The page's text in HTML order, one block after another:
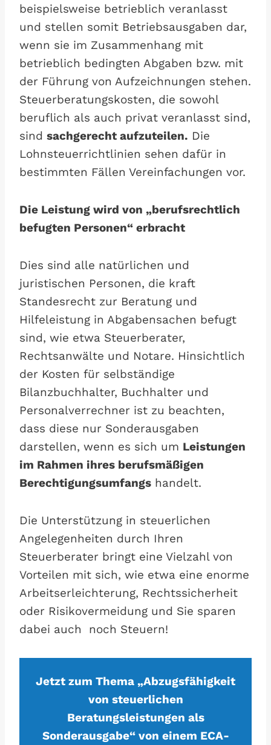
beispielsweise betrieblich veranlasst
und stellen somit Betriebsausgaben dar,
wenn sie im Zusammenhang mit
betrieblich bedingten Abgaben bzw. mit
der Führung von Aufzeichnungen stehen.
Steuerberatungskosten, die sowohl
beruflich als auch privat veranlasst sind,
sind sachgerecht aufzuteilen. Die
Lohnsteuerrichtlinien sehen dafür in
bestimmten Fällen Vereinfachungen vor.
Die Leistung wird von „berufsrechtlich
befugten Personen“ erbracht
Dies sind alle natürlichen und
juristischen Personen, die kraft
Standesrecht zur Beratung und
Hilfeleistung in Abgabensachen befugt
sind, wie etwa Steuerberater,
Rechtsanwälte und Notare. Hinsichtlich
der Kosten für selbständige
Bilanzbuchhalter, Buchhalter und
Personalverrechner ist zu beachten,
dass diese nur Sonderausgaben
darstellen, wenn es sich um Leistungen
im Rahmen ihres berufsmäßigen
Berechtigungsumfangs handelt.
Die Unterstützung in steuerlichen
Angelegenheiten durch Ihren
Steuerberater bringt eine Vielzahl von
Vorteilen mit sich, wie etwa eine enorme
Arbeitserleichterung, Rechtssicherheit
oder Risikovermeidung und Sie sparen
dabei auch noch Steuern!
Jetzt zum Thema „Abzugsfähigkeit
von steuerlichen
Beratungsleistungen als
Sonderausgabe“ von einem ECA-